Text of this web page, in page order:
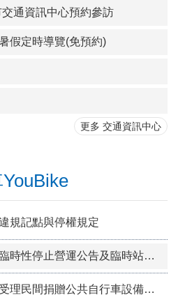
通資訊中心預約參訪
假定時導覽(免預約)
更多 交通資訊中心
規記點與停權規定
臺北市公共自行車臨時性停止營運公告及臨時站設置作業原則
臺北市政府交通局受理民間捐贈公共自行車設備注意事項